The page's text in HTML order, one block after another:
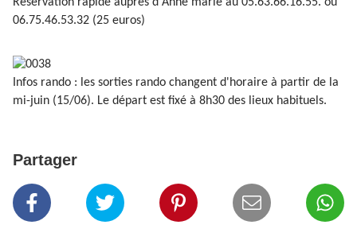
06.75.46.53.32 (25 euros)
Infos rando : les sorties rando changent d'horaire à partir de la
mi-juin (15/06). Le départ est fixé à 8h30 des lieux habituels.
Partager